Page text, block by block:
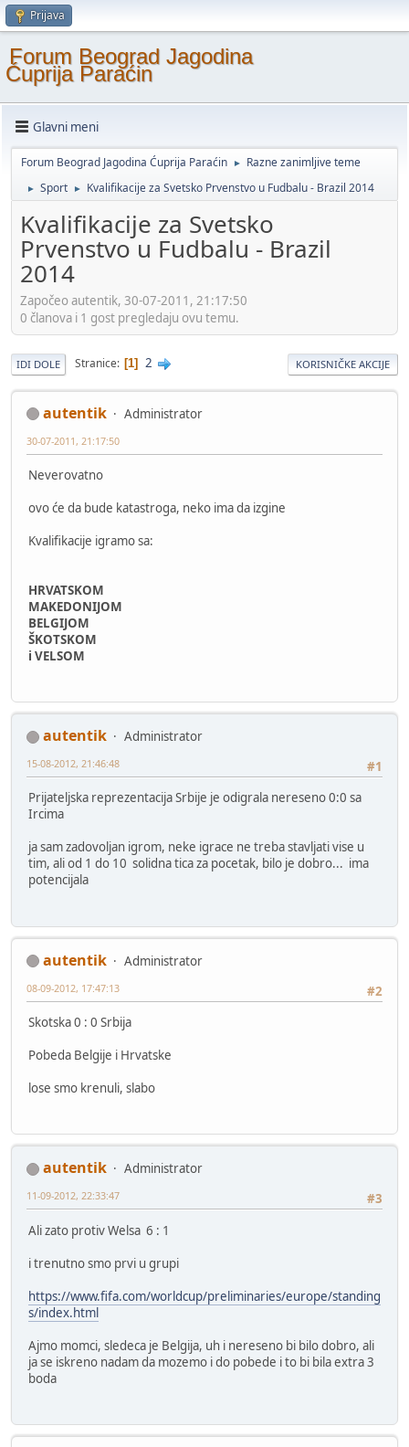
Prijava
Forum Beograd Jagodina
Ćuprija Paraćin
Glavni meni
Forum Beograd Jagodina Ćuprija Paraćin ► Razne zanimljive teme
► Sport ► Kvalifikacije za Svetsko Prvenstvo u Fudbalu - Brazil 2014
Kvalifikacije za Svetsko
Prvenstvo u Fudbalu - Brazil
2014
Započeo autentik, 30-07-2011, 21:17:50
0 članova i 1 gost pregledaju ovu temu.
IDI DOLE Stranice 1 2 KORISNIČKE AKCIJE
autentik Administrator
30-07-2011, 21:17:50
Neverovatno
ovo će da bude katastroga, neko ima da izgine
Kvalifikacije igramo sa:
HRVATSKOM
MAKEDONIJOM
BELGIJOM
ŠKOTSKOM
i VELSOM
autentik
Administrator
#1
15-08-2012, 21:46:48
Prijateljska reprezentacija Srbije je odigrala nereseno 0:0 sa
Ircima
ja sam zadovoljan igrom, neke igrace ne treba stavljati vise u
tim, ali od 1 do 10 solidna tica za pocetak, bilo je dobro... ima
potencijala
autentik
Administrator
#2
08-09-2012, 17:47:13
Skotska 0 : 0 Srbija
Pobeda Belgije i Hrvatske
lose smo krenuli, slabo
autentik
Administrator
#3
11-09-2012, 22:33:47
Ali zato protiv Welsa 6 : 1
i trenutno smo prvi u grupi
https://www.fifa.com/worldcup/preliminaries/europe/standing
s/index.html
Ajmo momci, sledeca je Belgija, uh i nereseno bi bilo dobro, ali
ja se iskreno nadam da mozemo i do pobede i to bi bila extra 3
boda